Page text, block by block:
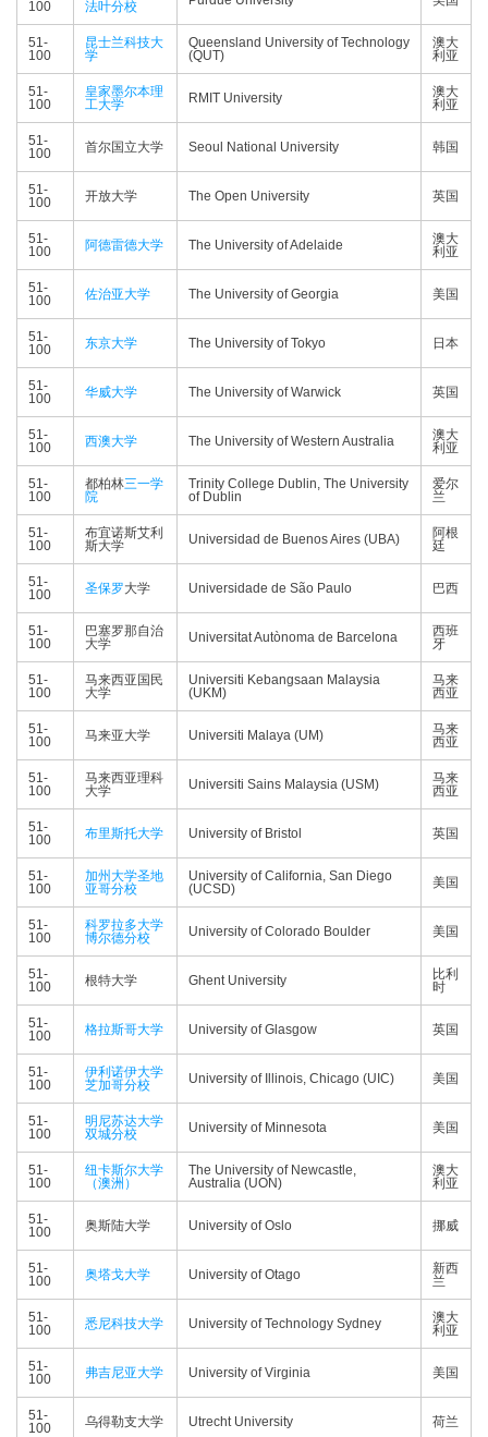
100
法叶分校
51-
100
昆士兰科技大
学
Queensland University of Technology
(QUT)
澳大
利亚
51-
100
皇家墨尔本理
工大学
RMIT University
澳大
利亚
51-
100
首尔国立大学 Seoul National University 韩国
51-
100
开放大学 The Open University 英国
51-
100
阿德雷德大学 The University of Adelaide
澳大
利亚
51-
100
佐治亚大学 The University of Georgia 美国
51-
100
东京大学 The University of Tokyo 日本
51-
100
华威大学 The University of Warwick 英国
51-
100
西澳大学 The University of Western Australia
澳大
利亚
51-
100
都柏林三一学
院
Trinity College Dublin, The University
of Dublin
爱尔
兰
51-
100
布宜诺斯艾利
斯大学
Universidad de Buenos Aires (UBA)
阿根
廷
51-
100
圣保罗大学 Universidade de São Paulo 巴西
51-
100
巴塞罗那自治
大学
Universitat Autònoma de Barcelona
西班
牙
51-
100
马来西亚国民
大学
Universiti Kebangsaan Malaysia
(UKM)
马来
西亚
51-
100
马来亚大学 Universiti Malaya (UM)
马来
西亚
51-
100
马来西亚理科
大学
Universiti Sains Malaysia (USM)
马来
西亚
51-
100
布里斯托大学 University of Bristol 英国
51-
100
加州大学圣地
亚哥分校
University of California, San Diego
(UCSD)
美国
51-
100
科罗拉多大学
博尔德分校
University of Colorado Boulder 美国
51-
100
根特大学 Ghent University
比利
时
51-
100
格拉斯哥大学 University of Glasgow 英国
51-
100
伊利诺伊大学
芝加哥分校
University of Illinois, Chicago (UIC) 美国
51-
100
明尼苏达大学
双城分校
University of Minnesota 美国
51-
100
纽卡斯尔大学
（澳洲）
The University of Newcastle,
Australia (UON)
澳大
利亚
51-
100
奥斯陆大学 University of Oslo 挪威
51-
100
奥塔戈大学 University of Otago
新西
兰
51-
100
悉尼科技大学 University of Technology Sydney
澳大
利亚
51-
100
弗吉尼亚大学 University of Virginia 美国
51-
100
乌得勒支大学 Utrecht University 荷兰